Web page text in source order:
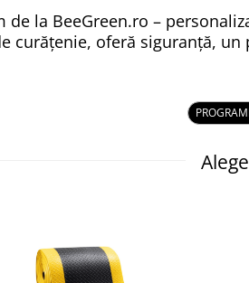
de la BeeGreen.ro –
curățenie, oferă siguranță,